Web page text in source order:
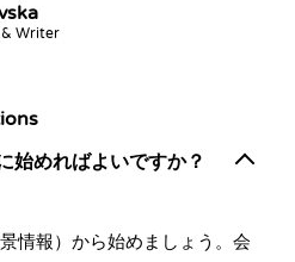
Writer
始めればよいですか？
情報）から始めましょう。会